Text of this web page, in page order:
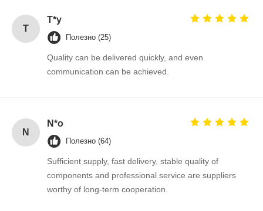
Главная
Страница
Продукция
Фабрика
Контроль
Качества
Данные
Интегральная схемаа IC
T
T*y
Полезно (25)
Quality can be delivered quickly, and even
communication can be achieved.
N
N*o
Полезно (64)
Sufficient supply, fast delivery, stable quality of
components and professional service are suppliers
worthy of long-term cooperation.